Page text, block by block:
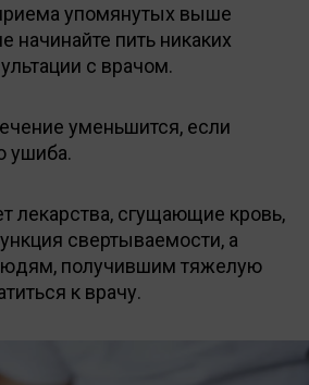
упомянутых выше
начинайте пить никаких
с врачом.
уменьшится, если
ушиба.
лекарства, сгущающие кровь,
свертываемости, а
получившим тяжелую
к врачу.